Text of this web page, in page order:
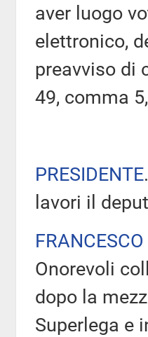
aver luogo
elettronico,
preavviso di
49, comma
PRESIDENTE
lavori il
Onorevoli
dopo la
Superlega e